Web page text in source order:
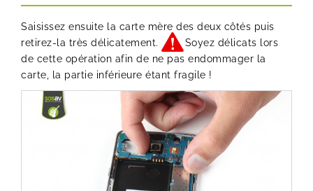
Saisissez ensuite la carte mère des deux côtés puis
retirez-la très délicatement.
Soyez délicats lors
de cette opération afin de ne pas endommager la
carte, la partie inférieure étant fragile !